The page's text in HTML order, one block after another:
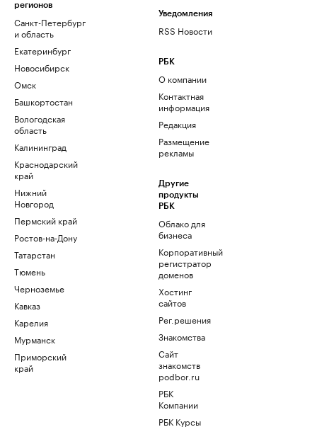
регионов
Санкт-Петербург
и область
Екатеринбург
Новосибирск
Омск
Башкортостан
Вологодская
область
Калининград
Краснодарский
край
Нижний
Новгород
Пермский край
Ростов-на-Дону
Татарстан
Тюмень
Черноземье
Кавказ
Карелия
Мурманск
Приморский
край
Уведомления
RSS Новости
РБК
О компании
Контактная
информация
Редакция
Размещение
рекламы
Другие
продукты
РБК
Облако для
бизнеса
Корпоративный
регистратор
доменов
Хостинг
сайтов
Рег.решения
Знакомства
Сайт
знакомств
podbor.ru
РБК
Компании
РБК Курсы